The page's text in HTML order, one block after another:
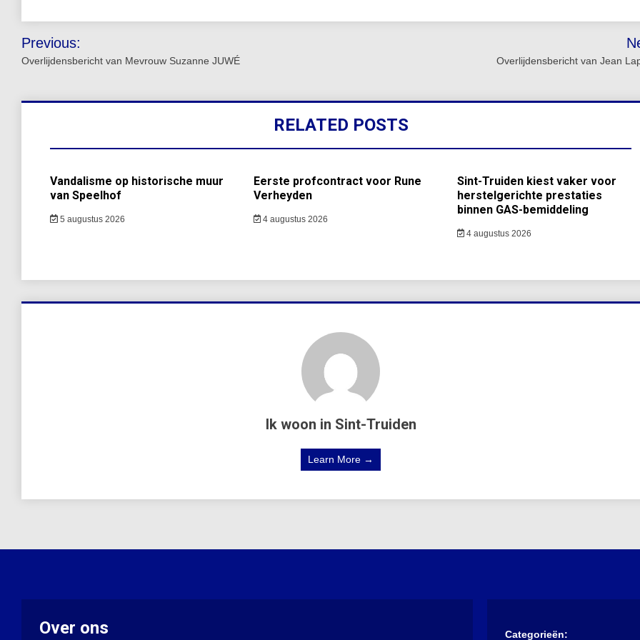
Bericht
navigatie
Previous:
Overlijdensbericht van Mevrouw Suzanne JUWÉ Overlijdensbericht van Jean
RELATED POSTS
Vandalisme op historische muur
van Speelhof
5 augustus 2026
Eerste profcontract voor Rune
Verheyden
4 augustus 2026
Sint-Truiden kiest vaker voor
herstelgerichte prestaties
binnen GAS-bemiddeling
4 augustus 2026
Ik woon in Sint-Truiden
Learn More →
Over ons Categorieën: